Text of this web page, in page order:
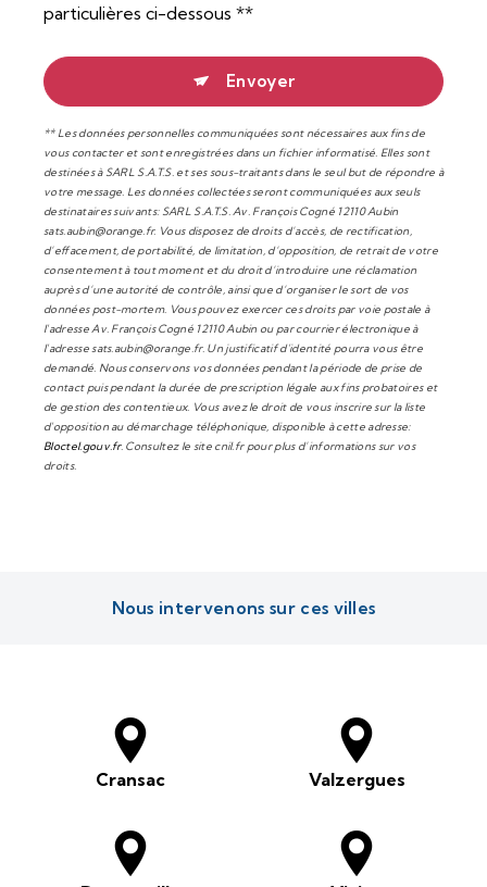
particulières ci-dessous **
Envoyer
** Les données personnelles communiquées sont nécessaires aux fins de
vous contacter et sont enregistrées dans un fichier informatisé. Elles sont
destinées à SARL S.A.T.S. et ses sous-traitants dans le seul but de répondre à
votre message. Les données collectées seront communiquées aux seuls
destinataires suivants: SARL S.A.T.S. Av. François Cogné 12110 Aubin
sats.aubin@orange.fr. Vous disposez de droits d’accès, de rectification,
d’effacement, de portabilité, de limitation, d’opposition, de retrait de votre
consentement à tout moment et du droit d’introduire une réclamation
auprès d’une autorité de contrôle, ainsi que d’organiser le sort de vos
données post-mortem. Vous pouvez exercer ces droits par voie postale à
l'adresse Av. François Cogné 12110 Aubin ou par courrier électronique à
l'adresse sats.aubin@orange.fr. Un justificatif d'identité pourra vous être
demandé. Nous conservons vos données pendant la période de prise de
contact puis pendant la durée de prescription légale aux fins probatoires et
de gestion des contentieux. Vous avez le droit de vous inscrire sur la liste
d'opposition au démarchage téléphonique, disponible à cette adresse:
Bloctel.gouv.fr. Consultez le site cnil.fr pour plus d’informations sur vos
droits.
Nous intervenons sur ces villes
Cransac Valzergues